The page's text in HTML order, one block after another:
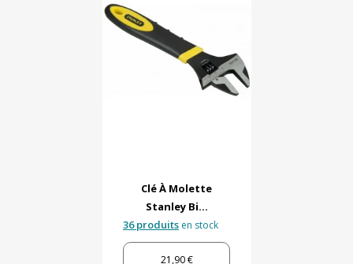
Clé À Molette
Stanley Bi...
36 produits en stock
21,90 €